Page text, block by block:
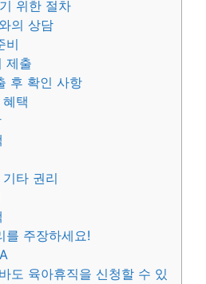
위한 절차
의 상담
비
제출
후 확인 사항
택
타 권리
를 주장하세요!
도 육아휴직을 신청할 수 있